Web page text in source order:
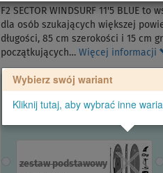
F2 SECTOR WINDSURF 11'5 BLUE
dla osób szukających większej
długości, 85 cm szerokości i 15
początkujących… Więcej informacji
Wybierz swój wariant
Kliknij tutaj, aby wybrać inne
zestaw podstawowy